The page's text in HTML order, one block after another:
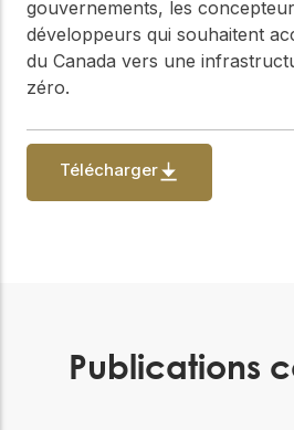
gouvernements, les
développeurs qui souhaitent
du Canada vers une
zéro.
Télécharger
Publications